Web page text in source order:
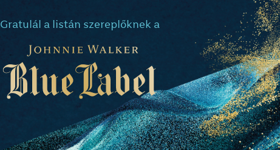
Gratulál a listán szereplőknek a